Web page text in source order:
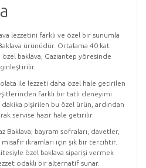
lezzetini farklı ve özel bir sunumla
ürünüdür. Ortalama 40 kat
özel baklava, Gaziantep yöresinde
ile lezzeti daha özel hale getirilen
farklı bir tatlı deneyimi
dakika pişirilen bu özel ürün, ardından
servise hazır hale getirilir.
Baklava; bayram sofraları, davetler,
ikramları için şık bir tercihtir.
özel baklava siparişi vermek
odaklı bir alternatif sunar.